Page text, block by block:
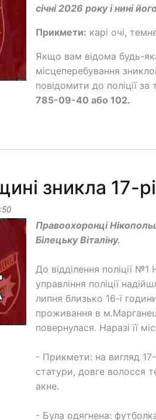
січні 2026 року і нині
Прикмети: карі очі,
Якщо вам відома будь-
місцеперебування
повідомити до поліції
785-09-40 або 102.
зникла 17-
Правоохоронці
Білецьку Віталіну.
До відділення поліції
управління поліції
липня близько 16-ї
проживання в
повернулася. Наразі її
- Прикмети: на вигляд 17-
статури, довге волосся
акне.
- Була одягнена: